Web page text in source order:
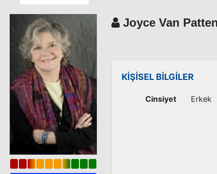
Joyce Van
KİŞİSEL BİLGİLER
Cinsiyet Erkek